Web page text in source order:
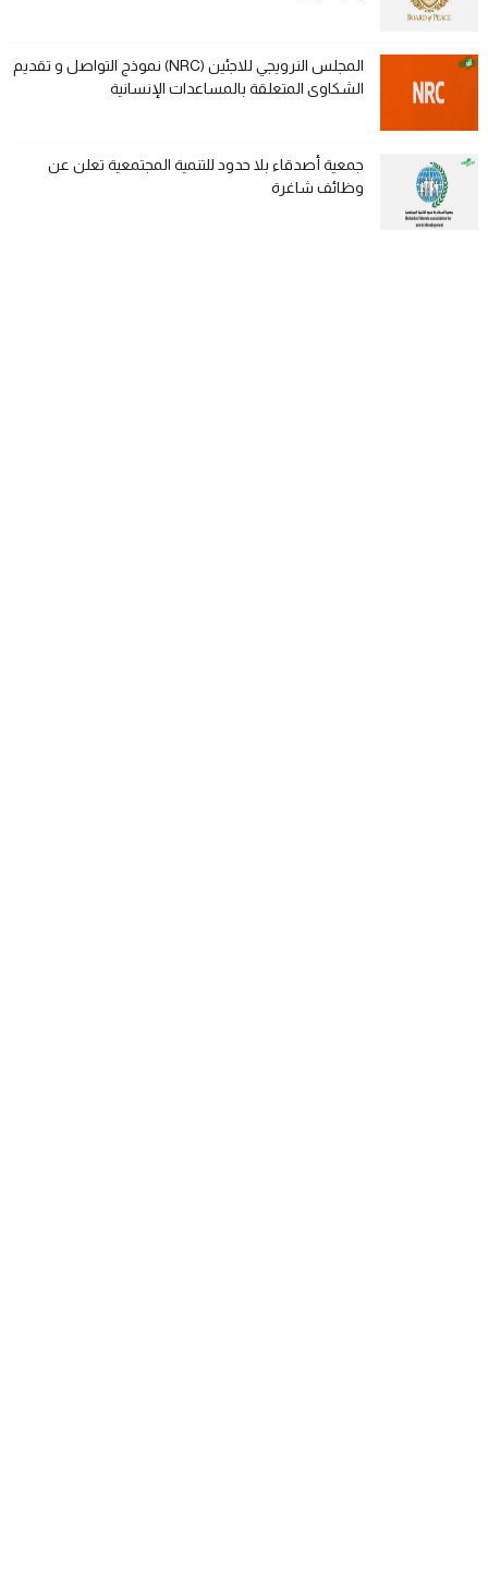
المجلس النرويجي للاجئين (NRC) نموذج التواصل و تقديم
الشكاوى المتعلقة بالمساعدات الإنسانية
جمعية أصدقاء بلا حدود للتنمية المجتمعية تعلن عن
وظائف شاغرة